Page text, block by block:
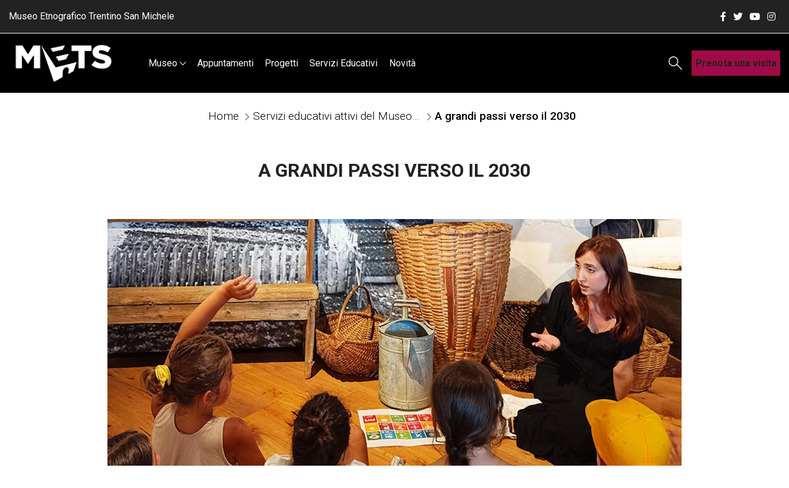
Museo Etnografico Trentino San Michele
Museo Appuntamenti Progetti Servizi Educativi Novità Prenota una visita
Home Servizi educativi attivi del Museo degli Usi e Costumi della Gente Trentina A grandi passi verso il 2030
A GRANDI PASSI VERSO IL 2030